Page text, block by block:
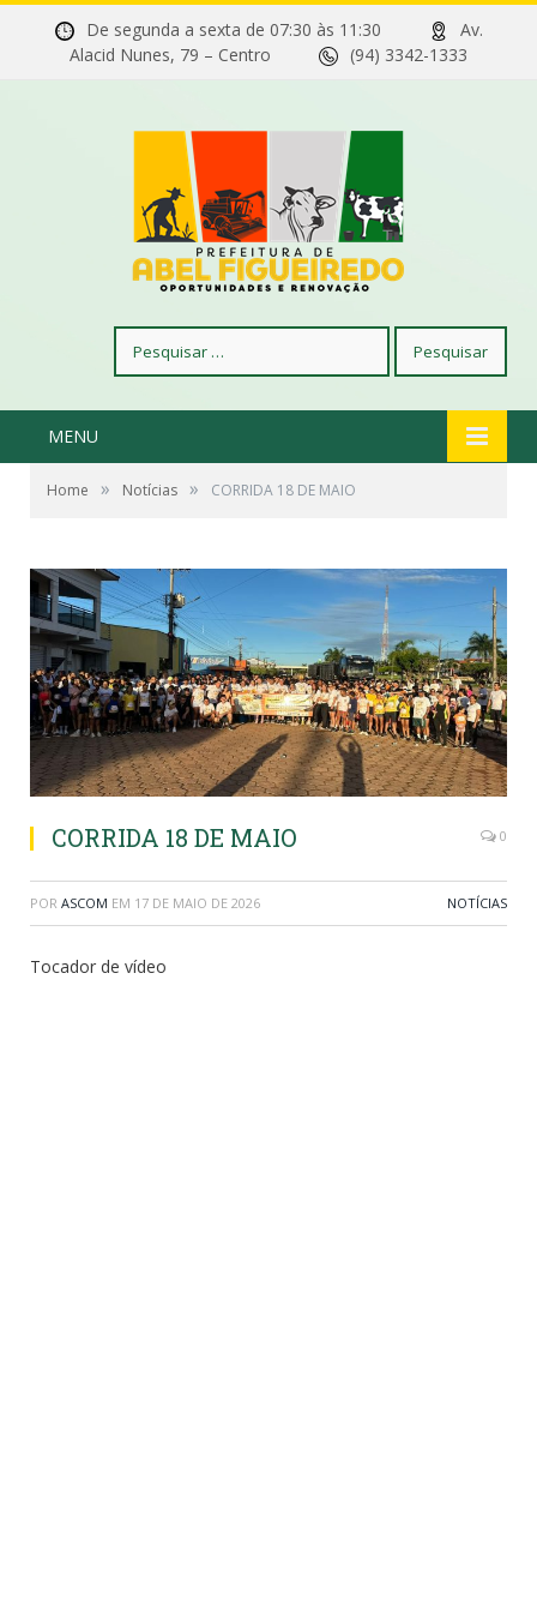
De segunda a sexta de 07:30 às 11:30
Av.
Alacid Nunes, 79 – Centro
(94) 3342-1333
por:
MENU
Home » Notícias » CORRIDA 18 DE MAIO
CORRIDA 18 DE MAIO 0
POR ASCOM EM 17 DE MAIO DE 2026 NOTÍCIAS
Tocador de vídeo